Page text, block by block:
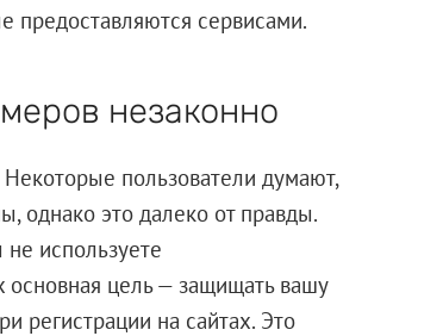
предоставляются сервисами.
незаконно
пользователи думают,
однако это далеко от правды.
используете
цель — защищать вашу
регистрации на сайтах. Это